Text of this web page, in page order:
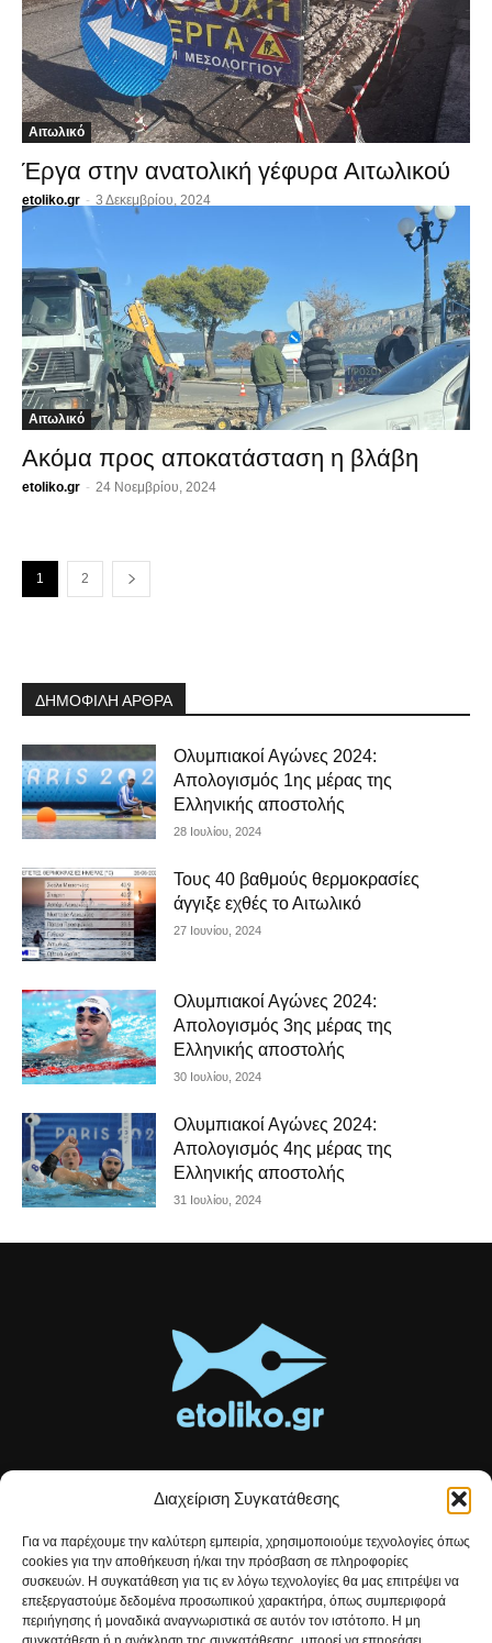
Διαχείριση Συγκατάθεσης
Για να παρέχουμε την καλύτερη εμπειρία, χρησιμοποιούμε τεχνολογίες όπως
cookies για την αποθήκευση ή/και την πρόσβαση σε πληροφορίες
συσκευών. Η συγκατάθεση για τις εν λόγω τεχνολογίες θα μας επιτρέψει να
επεξεργαστούμε δεδομένα προσωπικού χαρακτήρα, όπως συμπεριφορά
περιήγησης ή μοναδικά αναγνωριστικά σε αυτόν τον ιστότοπο. Η μη
Αιτωλικό
Έργα στην ανατολική γέφυρα Αιτωλικού
etoliko.gr - 3 Δεκεμβρίου, 2024
Αιτωλικό
Ακόμα προς αποκατάσταση η βλάβη
etoliko.gr - 24 Νοεμβρίου, 2024
1 2
ΔΗΜΟΦΙΛΗ ΑΡΘΡΑ
Ολυμπιακοί Αγώνες 2024:
Απολογισμός 1ης μέρας της
Ελληνικής αποστολής
28 Ιουλίου, 2024
Τους 40 βαθμούς θερμοκρασίες
άγγιξε εχθές το Αιτωλικό
27 Ιουνίου, 2024
Ολυμπιακοί Αγώνες 2024:
Απολογισμός 3ης μέρας της
Ελληνικής αποστολής
30 Ιουλίου, 2024
Ολυμπιακοί Αγώνες 2024:
Απολογισμός 4ης μέρας της
Ελληνικής αποστολής
31 Ιουλίου, 2024
Τοπικές ειδήσεις, αναλύσεις και ιστορίες από το Αιτωλικό
Αρθρογραφία που συνδέει, εμπνέει και ενημερώνει.
Επικοινωνήστε μαζί μας:etolikogr@gmail.com